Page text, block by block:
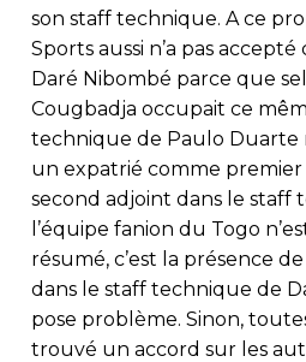
son staff technique. A ce
Sports aussi n’a pas
Daré Nibombé parce que
Cougbadja occupait ce
technique de Paulo Duarte
un expatrié comme premier
second adjoint dans le staff
l’équipe fanion du Togo
résumé, c’est la présence
dans le staff technique de
pose problème. Sinon,
trouvé un accord sur les